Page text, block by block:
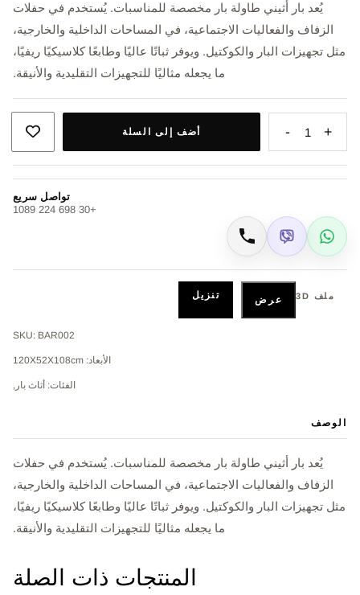
يُعد بار أثيني طاولة بار مخصصة للمناسبات. يُستخدم في حفلات
الزفاف والفعاليات الاجتماعية، في المساحات الداخلية والخارجية،
مثل تجهيزات البار والكوكتيل. ويوفر ثباتًا عاليًا وطابعًا كلاسيكيًا ريفيًا،
ما يجعله مثاليًا للتجهيزات التقليدية والأنيقة.
+
1
- أضف إلى السلة
تواصل سريع
+30 698 224 1089
WhatsApp
Viber اتصال
ملف 3D عرض تنزيل
SKU: BAR002
الأبعاد: 120X52X108cm
الفئات: أثاث بار,
الوصف
يُعد بار أثيني طاولة بار مخصصة للمناسبات. يُستخدم في حفلات
الزفاف والفعاليات الاجتماعية، في المساحات الداخلية والخارجية،
مثل تجهيزات البار والكوكتيل. ويوفر ثباتًا عاليًا وطابعًا كلاسيكيًا ريفيًا،
ما يجعله مثاليًا للتجهيزات التقليدية والأنيقة.
المنتجات ذات الصلة